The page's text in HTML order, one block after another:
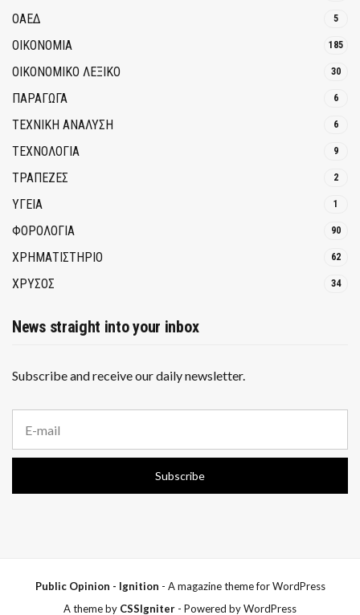
ΟΑΕΔ 5
ΟΙΚΟΝΟΜΙΑ 185
ΟΙΚΟΝΟΜΙΚΟ ΛΕΞΙΚΟ 30
ΠΑΡΑΓΩΓΑ 6
ΤΕΧΝΙΚΗ ΑΝΑΛΥΣΗ 6
ΤΕΧΝΟΛΟΓΙΑ 9
ΤΡΆΠΕΖΕΣ 2
ΥΓΕΙΑ 1
ΦΟΡΟΛΟΓΙΑ 90
ΧΡΗΜΑΤΙΣΤΗΡΙΟ 62
ΧΡΥΣΟΣ 34
News straight into your inbox
Subscribe and receive our daily newsletter.
a
i
a
Subscribe
Public Opinion - Ignition - A magazine theme for WordPress
A theme by CSSIgniter - Powered by WordPress